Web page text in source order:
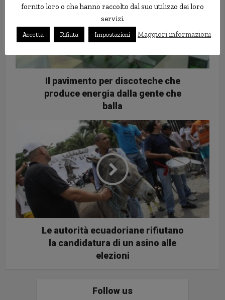
Il pavimento per discoteche che
produce energia dalla gente che
balla
Le autorità ecuadoriane rifiutano
la candidatura di un asino alle
elezioni
Follow us
fornito loro o che hanno raccolto dal suo utilizzo dei loro
servizi.
Accetta Rifiuta Impostazioni Maggiori informazioni